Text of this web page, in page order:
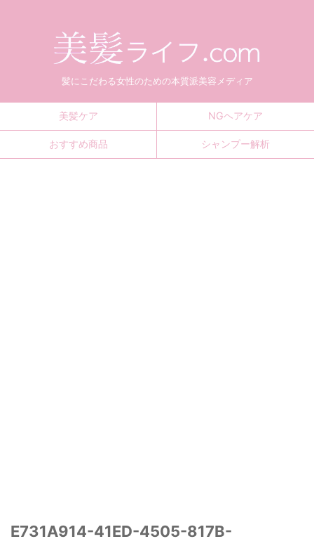
髪にこだわる女性のための本質派美容メディア
美髪ケア NGヘアケア
おすすめ商品 シャンプー解析
E731A914-41ED-4505-817B-